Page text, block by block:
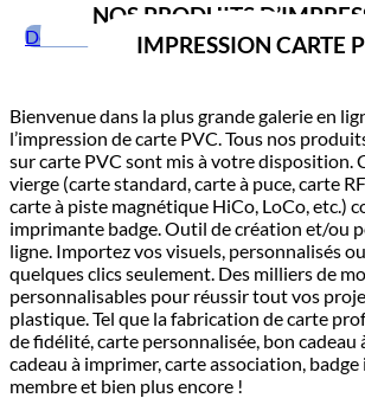
Demande de devis
NOS PRODUITS
PVC
IMPRESSION CARTE
Bienvenue dans la plus grande galerie en
l’impression de carte PVC. Tous nos
sur carte PVC sont mis à votre disposition.
vierge (carte standard, carte à puce, carte
carte à piste magnétique HiCo, LoCo, etc.)
imprimante badge. Outil de création et/ou
ligne. Importez vos visuels, personnalisés
quelques clics seulement. Des milliers de
personnalisables pour réussir tout vos
plastique. Tel que la fabrication de carte
de fidélité, carte personnalisée, bon cadeau
cadeau à imprimer, carte association,
membre et bien plus encore !